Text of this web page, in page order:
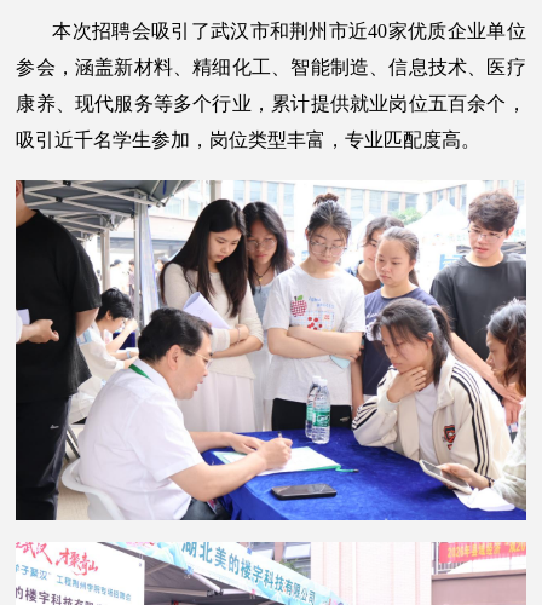
本次招聘会吸引了武汉市和荆州市近40家优质企业单位
参会，涵盖新材料、精细化工、智能制造、信息技术、医疗
康养、现代服务等多个行业，累计提供就业岗位五百余个，
吸引近千名学生参加，岗位类型丰富，专业匹配度高。